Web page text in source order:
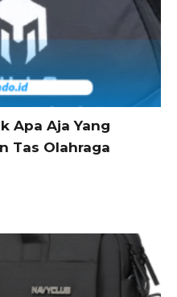
Apa Aja Yang
Tas Olahraga